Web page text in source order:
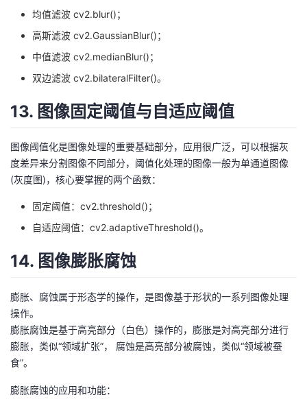
均值滤波 cv2.blur()；
高斯滤波 cv2.GaussianBlur()；
中值滤波 cv2.medianBlur()；
双边滤波 cv2.bilateralFilter()。
13. 图像固定阈值与自适应阈值
图像阈值化是图像处理的重要基础部分，应用很广泛，可以根据灰
度差异来分割图像不同部分，阈值化处理的图像一般为单通道图像
(灰度图)，核心要掌握的两个函数：
固定阈值：cv2.threshold()；
自适应阈值：cv2.adaptiveThreshold()。
14. 图像膨胀腐蚀
膨胀、腐蚀属于形态学的操作，是图像基于形状的一系列图像处理
操作。
膨胀腐蚀是基于高亮部分（白色）操作的，膨胀是対高亮部分进行
膨胀，类似“领域扩张”， 腐蚀是高亮部分被腐蚀，类似“领域被蚕
食”。
膨胀腐蚀的应用和功能：